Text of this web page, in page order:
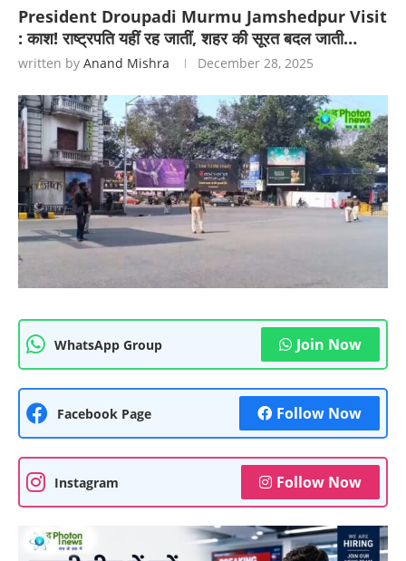
President Droupadi Murmu Jamshedpur Visit
: काश! राष्ट्रपति यहीं रह जातीं, शहर की सूरत बदल जाती…
written by Anand Mishra December 28, 2025
WhatsApp Group Join Now
Facebook Page Follow Now
Instagram Follow Now